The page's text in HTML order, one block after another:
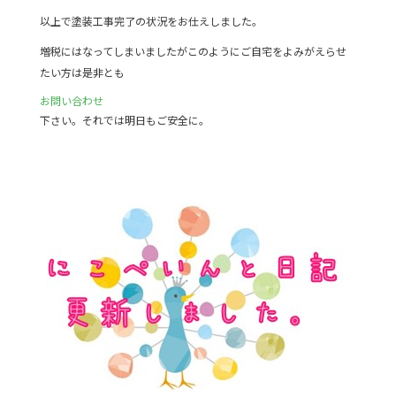
以上で塗装工事完了の状況をお仕えしました。
増税にはなってしまいましたがこのようにご自宅をよみがえらせ
たい方は是非とも
お問い合わせ
下さい。それでは明日もご安全に。